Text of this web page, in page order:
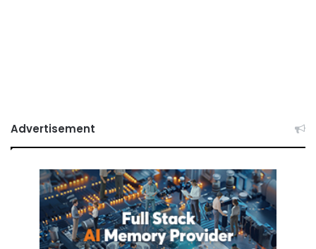
Advertisement